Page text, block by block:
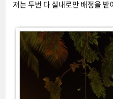
저는 두번 다 실내로만 배정을 받